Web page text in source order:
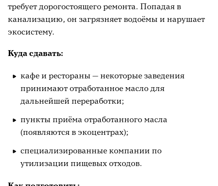
требует дорогостоящего ремонта. Попадая в
канализацию, он загрязняет водоёмы и нарушает
экосистему.
Куда сдавать:
кафе и рестораны — некоторые заведения
принимают отработанное масло для
дальнейшей переработки;
пункты приёма отработанного масла
(появляются в экоцентрах);
специализированные компании по
утилизации пищевых отходов.